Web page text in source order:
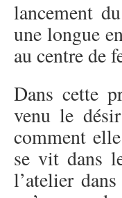
lancement
une longue
au centre de
Dans cette
venu le
comment
se vit dans
l’atelier